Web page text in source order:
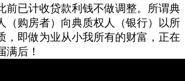
前已计收贷款利钱不做调整。所谓典
（购房者）向典质权人（银行）以所
，即做为业从小我所有的财富，正在
满后！